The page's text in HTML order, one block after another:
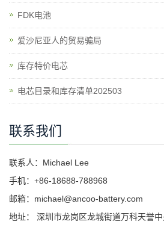
​FDK电池
爱沙尼亚人的贸易骗局
库存特价电芯
电芯目录和库存清单202503
联系我们
联系人：Michael Lee
手机：+86-18688-788968
邮箱：michael@ancoo-battery.com
地址： 深圳市龙岗区龙城街道万科天誉